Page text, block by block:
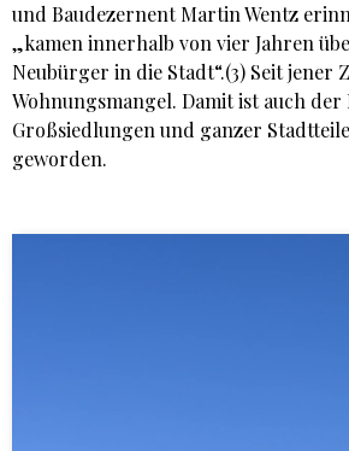
und Baudezernent Martin Wentz
„kamen innerhalb von vier Jahren
Neubürger in die Stadt“.(3) Seit jener
Wohnungsmangel. Damit ist auch der
Großsiedlungen und ganzer
geworden.